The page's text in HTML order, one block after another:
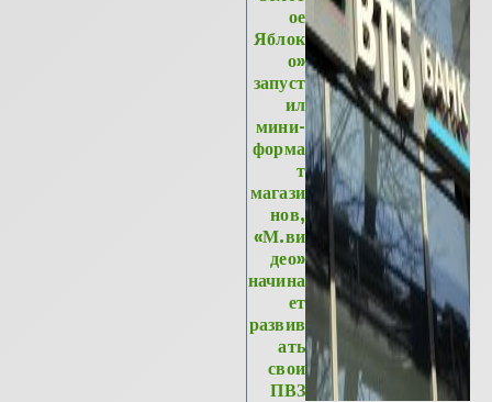
ое
Яблок
о»
запуст
ил
мини-
форма
т
магази
нов,
«М.ви
део»
начина
ет
развив
ать
свои
ПВЗ